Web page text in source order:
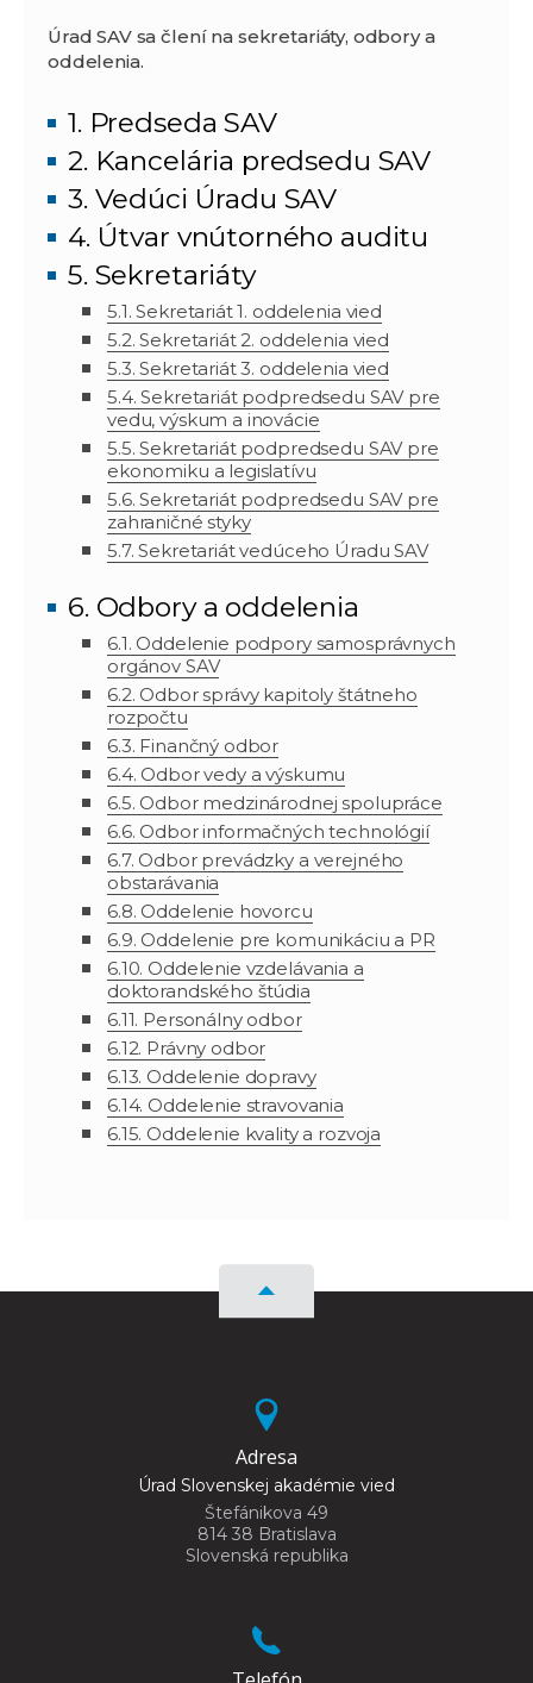
Úrad SAV sa člení na sekretariáty, odbory a
oddelenia.
1. Predseda SAV
2. Kancelária predsedu SAV
3. Vedúci Úradu SAV
4. Útvar vnútorného auditu
5. Sekretariáty
5.1. Sekretariát 1. oddelenia vied
5.2. Sekretariát 2. oddelenia vied
5.3. Sekretariát 3. oddelenia vied
5.4. Sekretariát podpredsedu SAV pre
vedu, výskum a inovácie
5.5. Sekretariát podpredsedu SAV pre
ekonomiku a legislatívu
5.6. Sekretariát podpredsedu SAV pre
zahraničné styky
5.7. Sekretariát vedúceho Úradu SAV
6. Odbory a oddelenia
6.1. Oddelenie podpory samosprávnych
orgánov SAV
6.2. Odbor správy kapitoly štátneho
rozpočtu
6.3. Finančný odbor
6.4. Odbor vedy a výskumu
6.5. Odbor medzinárodnej spolupráce
6.6. Odbor informačných technológií
6.7. Odbor prevádzky a verejného
obstarávania
6.8. Oddelenie hovorcu
6.9. Oddelenie pre komunikáciu a PR
6.10. Oddelenie vzdelávania a
doktorandského štúdia
6.11. Personálny odbor
6.12. Právny odbor
6.13. Oddelenie dopravy
6.14. Oddelenie stravovania
6.15. Oddelenie kvality a rozvoja
Adresa
Úrad Slovenskej akadémie vied
Štefánikova 49
814 38 Bratislava
Slovenská republika